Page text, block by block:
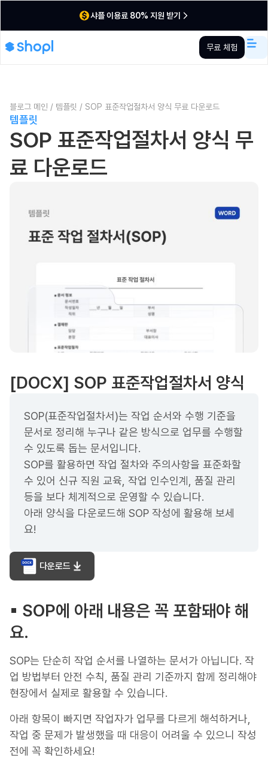
샤플 이용료 80% 지원 받기
무료 체험
블로그 메인 / 템플릿 / SOP 표준작업절차서 양식 무료 다운로드
템플릿
SOP 표준작업절차서 양식 무
료 다운로드
[DOCX] SOP 표준작업절차서 양식
SOP(표준작업절차서)는 작업 순서와 수행 기준을
문서로 정리해 누구나 같은 방식으로 업무를 수행할
수 있도록 돕는 문서입니다.
SOP를 활용하면 작업 절차와 주의사항을 표준화할
수 있어 신규 직원 교육, 작업 인수인계, 품질 관리
등을 보다 체계적으로 운영할 수 있습니다.
아래 양식을 다운로드해 SOP 작성에 활용해 보세
요!
다운로드
▪︎ SOP에 아래 내용은 꼭 포함돼야 해
요.
SOP는 단순히 작업 순서를 나열하는 문서가 아닙니다. 작
업 방법부터 안전 수칙, 품질 관리 기준까지 함께 정리해야
현장에서 실제로 활용할 수 있습니다.
아래 항목이 빠지면 작업자가 업무를 다르게 해석하거나,
작업 중 문제가 발생했을 때 대응이 어려울 수 있으니 작성
전에 꼭 확인하세요!